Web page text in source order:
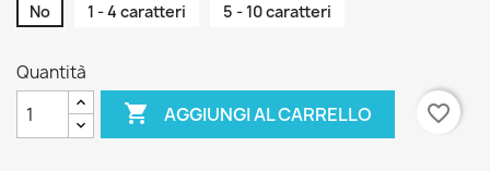
No 1 - 4 caratteri 5 - 10 caratteri
Quantità
 AGGIUNGI AL CARRELLO favorite_border